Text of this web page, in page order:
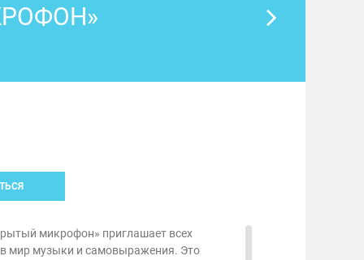
микрофон» приглашает всех
мир музыки и самовыражения. Это